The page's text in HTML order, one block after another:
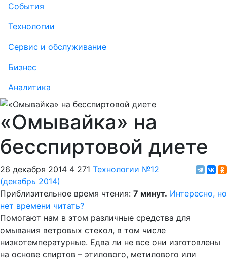
События
Технологии
Сервис и обслуживание
Бизнес
Аналитика
«Омывайка» на
бесспиртовой диете
26 декабря 2014 4 271 Технологии №12
(декабрь 2014)
Приблизительное время чтения: 7 минут. Интересно, но
нет времени читать?
Помогают нам в этом различные средства для
омывания ветровых стекол, в том числе
низкотемпературные. Едва ли не все они изготовлены
на основе спиртов – этилового, метилового или